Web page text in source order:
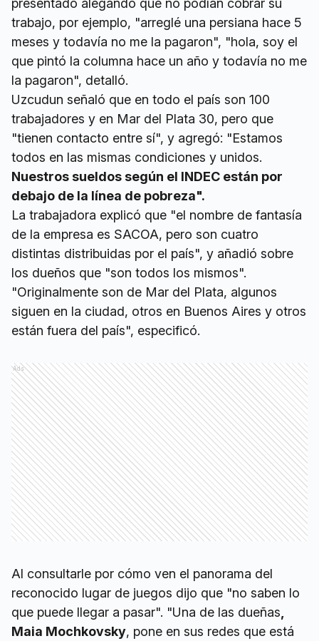
presentado alegando que no podían cobrar su
trabajo, por ejemplo, "arreglé una persiana hace 5
meses y todavía no me la pagaron", "hola, soy el
que pintó la columna hace un año y todavía no me
la pagaron", detalló.
Uzcudun señaló que en todo el país son 100
trabajadores y en Mar del Plata 30, pero que
"tienen contacto entre sí", y agregó: "Estamos
todos en las mismas condiciones y unidos.
Nuestros sueldos según el INDEC están por
debajo de la línea de pobreza".
La trabajadora explicó que "el nombre de fantasía
de la empresa es SACOA, pero son cuatro
distintas distribuidas por el país", y añadió sobre
los dueños que "son todos los mismos".
"Originalmente son de Mar del Plata, algunos
siguen en la ciudad, otros en Buenos Aires y otros
están fuera del país", especificó.
Ads
Al consultarle por cómo ven el panorama del
reconocido lugar de juegos dijo que "no saben lo
que puede llegar a pasar". "Una de las dueñas
Maia Mochkovsky, pone en sus redes que está